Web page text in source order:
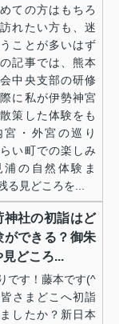
ての方はもちろ
れたい方も、迷
ことが多いはず
記事では、熊本
中央支部の研修
に私が伊勢神宮
策した体験をも
宮・外宮の巡り
い町での楽しみ
浦の自然体験ま
る見どころを...
神社の初詣はど
ができる？御朱
どころ...
です！藤本です(^
さまどこへ初詣
したか？新日本